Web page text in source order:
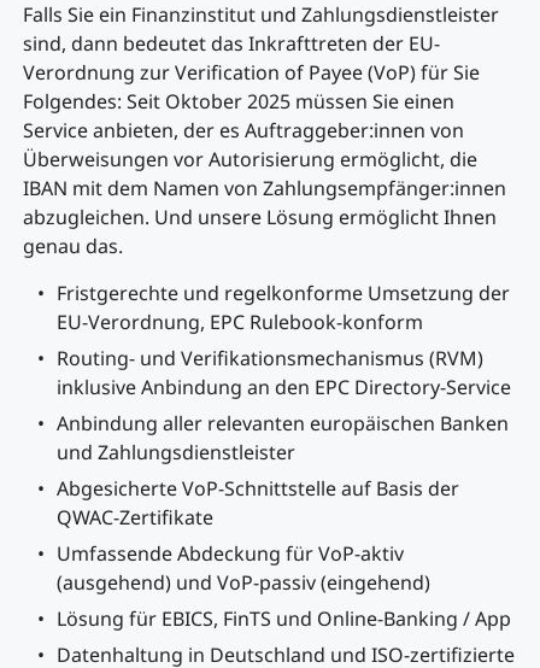
Falls Sie ein Finanzinstitut und Zahlungsdienstleister
sind, dann bedeutet das Inkrafttreten der EU-
Verordnung zur Verification of Payee (VoP) für Sie
Folgendes: Seit Oktober 2025 müssen Sie einen
Service anbieten, der es Auftraggeber:innen von
Überweisungen vor Autorisierung ermöglicht, die
IBAN mit dem Namen von Zahlungsempfänger:innen
abzugleichen. Und unsere Lösung ermöglicht Ihnen
genau das.
Fristgerechte und regelkonforme Umsetzung der
EU-Verordnung, EPC Rulebook-konform
Routing- und Verifikationsmechanismus (RVM)
inklusive Anbindung an den EPC Directory-Service
Anbindung aller relevanten europäischen Banken
und Zahlungsdienstleister
Abgesicherte VoP-Schnittstelle auf Basis der
QWAC-Zertifikate
Umfassende Abdeckung für VoP-aktiv
(ausgehend) und VoP-passiv (eingehend)
Lösung für EBICS, FinTS und Online-Banking / App
Datenhaltung in Deutschland und ISO-zertifizierte